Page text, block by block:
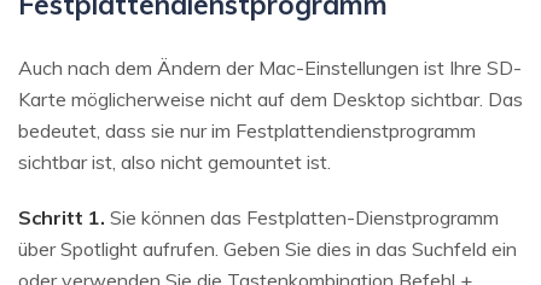
Auch nach dem Ändern der Mac-Einstellungen ist Ihre SD-
Karte möglicherweise nicht auf dem Desktop sichtbar. Das
bedeutet, dass sie nur im Festplattendienstprogramm
sichtbar ist, also nicht gemountet ist.
Schritt 1. Sie können das Festplatten-Dienstprogramm
über Spotlight aufrufen. Geben Sie dies in das Suchfeld ein